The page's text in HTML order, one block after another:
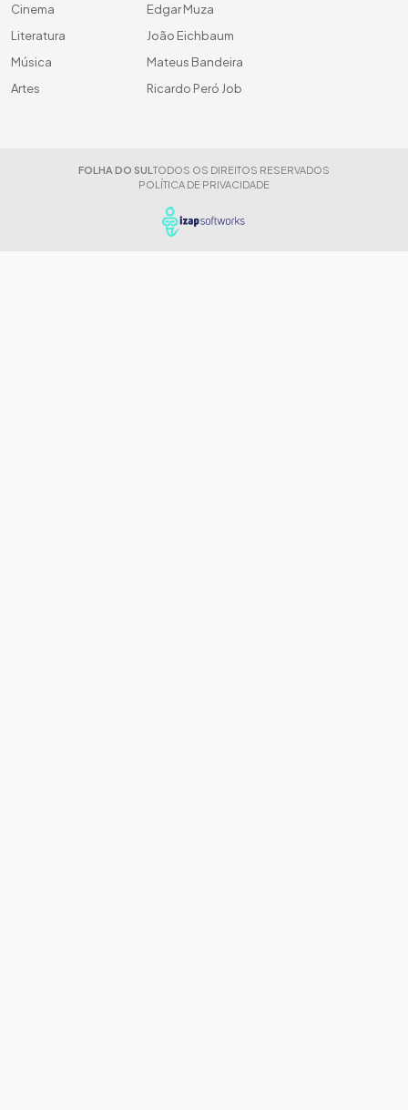
Cinema
Literatura
Música
Artes
Edgar Muza
João Eichbaum
Mateus Bandeira
Ricardo Peró Job
FOLHA DO SUL TODOS OS DIREITOS RESERVADOS
POLÍTICA DE PRIVACIDADE